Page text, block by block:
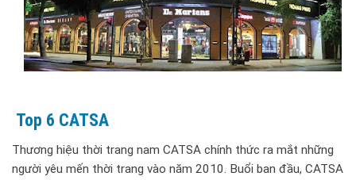
Top 6 CATSA
Thương hiệu thời trang nam CATSA chính thức ra mắt những
người yêu mến thời trang vào năm 2010. Buổi ban đầu, CATSA